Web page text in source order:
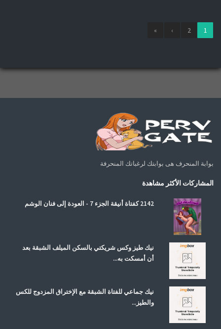
1
2
›
»
بوابة المنحرف هى بوابتك لرغباتك المنحرفة
المشاركات الأكثر مشاهدة
2142 كفتاة أنيقة الجزء 7 - العودة إلى فنان الوشم
نيك طيز وكس شريكتي بالسكن الميلف الشبقة بعد
أن أمسكت به...
نيك جماعي للفتاة الشبقة مع الإختراق المزدوج للكس
والطيز...